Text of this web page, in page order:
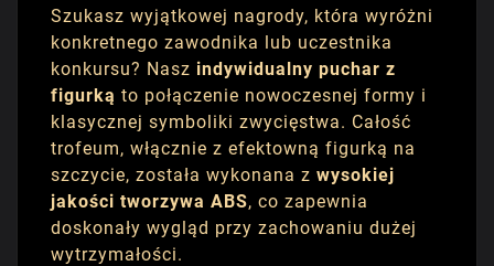
Szukasz wyjątkowej nagrody, która wyróżni
konkretnego zawodnika lub uczestnika
konkursu? Nasz indywidualny puchar z
figurką to połączenie nowoczesnej formy i
klasycznej symboliki zwycięstwa. Całość
trofeum, włącznie z efektowną figurką na
szczycie, została wykonana z wysokiej
jakości tworzywa ABS, co zapewnia
doskonały wygląd przy zachowaniu dużej
wytrzymałości.